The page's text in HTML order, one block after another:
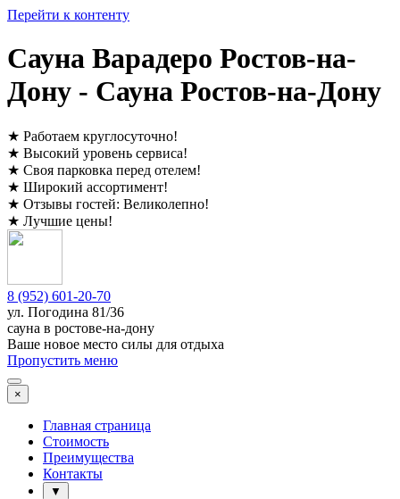
Перейти к контенту
Сауна Варадеро Ростов-на-
Дону - Сауна Ростов-на-Дону
★ Работаем круглосуточно!
★ Высокий уровень сервиса!
★ Своя парковка перед отелем!
★ Широкий ассортимент!
★ Отзывы гостей: Великолепно!
★ Лучшие цены!
8 (952) 601-20-70
ул. ​ Погодина 81/36
сауна в ростове-на-дону
Ваше новое место силы для отдыха
Пропустить меню
×
Главная страница
Стоимость
Преимущества
Контакты
▼